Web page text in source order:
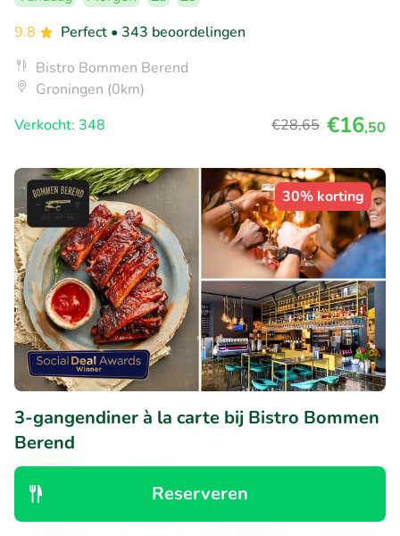
Reserveren
9.8
Perfect • 343 beoordelingen
Bistro Bommen Berend
Groningen (0km)
Verkocht: 348
€28,65 €16,50
30% korting
3-gangendiner à la carte bij Bistro Bommen
Berend
Vandaag
9.8